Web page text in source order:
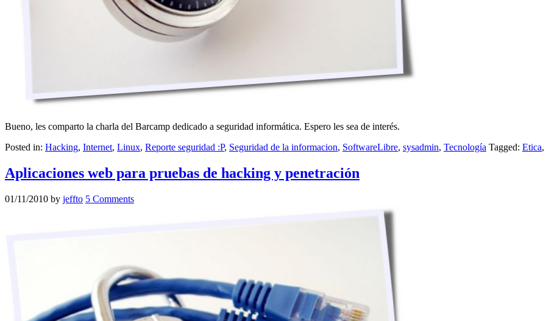
Bueno, les comparto la charla del Barcamp dedicado a seguridad informática. Espero les sea de interés.
Posted in: Hacking, Internet, Linux, Reporte seguridad :P, Seguridad de la informacion, SoftwareLibre, sysadmin, Tecnología Tagged: Etica,
Aplicaciones web para pruebas de hacking y penetración
01/11/2010 by jeffto 5 Comments